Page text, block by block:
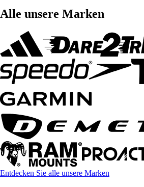
Alle unsere Marken
Entdecken Sie alle unsere Marken